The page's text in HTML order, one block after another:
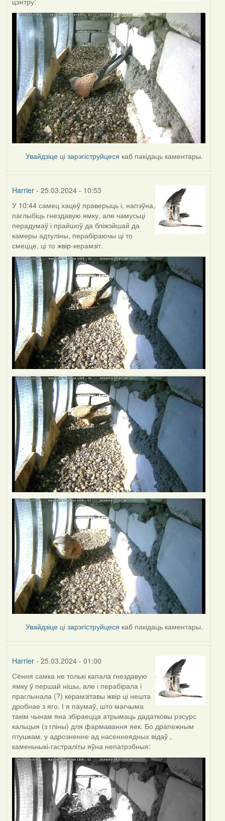
Увайдзіце цізарэгіструйцеся каб пакідаць каментары.
Harrier- 25.03.2024 - 10:53
У 10:44 самец хацеў праверыць і, напэўна,
паглыбіць гнездавую ямку, але чамусьці
перадумаў і прайшоў да бліжэйшай да
камеры адтуліны, перабіраючы ці то
смецце, ці то жвір-керамзіт.
Увайдзіце цізарэгіструйцеся каб пакідаць каментары.
Harrier- 25.03.2024 - 01:00
Сёння самка не толькі капала гнездавую
ямку ў першай нішы, але і перабірала і
праглынала (?) керамзітавы жвір ці нешта
дробнае з яго. І я паумаў, што магчыма
такім чынам яна збіраецца атрымаць дадатковы рэсурс
кальцыя (з гліны) для фармавання яек. Бо драпежным
птушкам, у адрозненне ад насеннеядных відаў ,
каменьчыкі-гастраліты яўна непатрэбныя: